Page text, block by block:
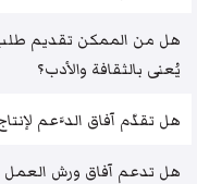
هل من الممكن تقديم
يُعنى بالثقافة والأدب؟
هل تقدّم آفاق الدَّعم لإنتاج
هل تدعم آفاق ورش العمل